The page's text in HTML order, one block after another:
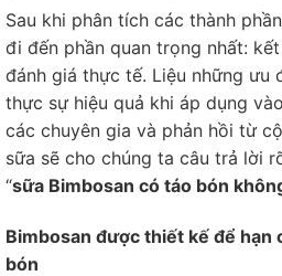
Sau khi phân tích các thành
đi đến phần quan trọng nhất:
đánh giá thực tế. Liệu những ưu
thực sự hiệu quả khi áp dụng
các chuyên gia và phản hồi từ
sữa sẽ cho chúng ta câu trả lời
“sữa Bimbosan có táo bón
Bimbosan được thiết kế để hạn
bón